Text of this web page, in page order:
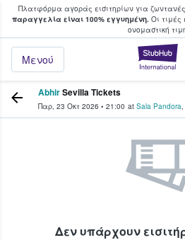
Πλατφόρμα αγοράς εισιτηρίων για
παραγγελία είναι 100% εγγυημένη.Οι τιμές
oνομαστική
Μενού
φαν αγοράζουν και
AbhirSevilla Tickets
Παρ, 23 Οκτ 2026 • 21:00 at Sala Pandora,
Δεν υπάρχουν